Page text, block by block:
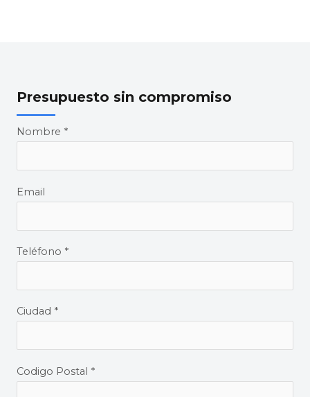
Presupuesto sin compromiso
Nombre *
Email
Teléfono *
Ciudad *
Codigo Postal *